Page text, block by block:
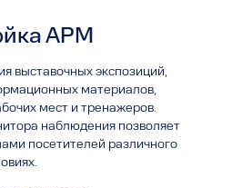
АРМ
выставочных экспозиций,
материалов,
мест и тренажеров.
наблюдения позволяет
посетителей различного